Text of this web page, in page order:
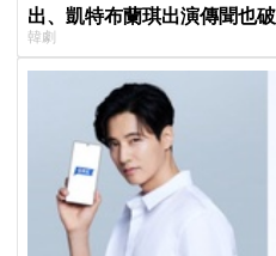
出、凱特布蘭琪出演傳聞也
韓劇